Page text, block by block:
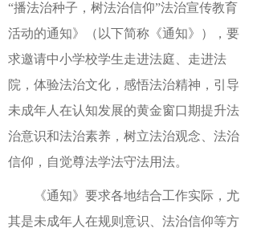
“播法治种子，树法治信仰”法治宣传教育
活动的通知》（以下简称《通知》），要
求邀请中小学校学生走进法庭、走进法
院，体验法治文化，感悟法治精神，引导
未成年人在认知发展的黄金窗口期提升法
治意识和法治素养，树立法治观念、法治
信仰，自觉尊法学法守法用法。
《通知》要求各地结合工作实际，尤
其是未成年人在规则意识、法治信仰等方